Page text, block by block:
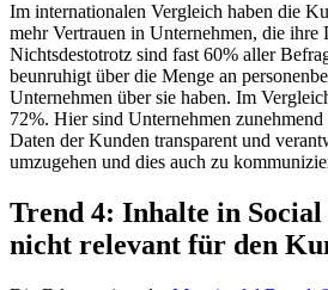
Im internationalen Vergleich haben die
mehr Vertrauen in Unternehmen, die ihre
Nichtsdestotrotz sind fast 60% aller
beunruhigt über die Menge an
Unternehmen über sie haben. Im
72%. Hier sind Unternehmen
Daten der Kunden transparent und
umzugehen und dies auch zu
Trend 4: Inhalte in
nicht relevant für den